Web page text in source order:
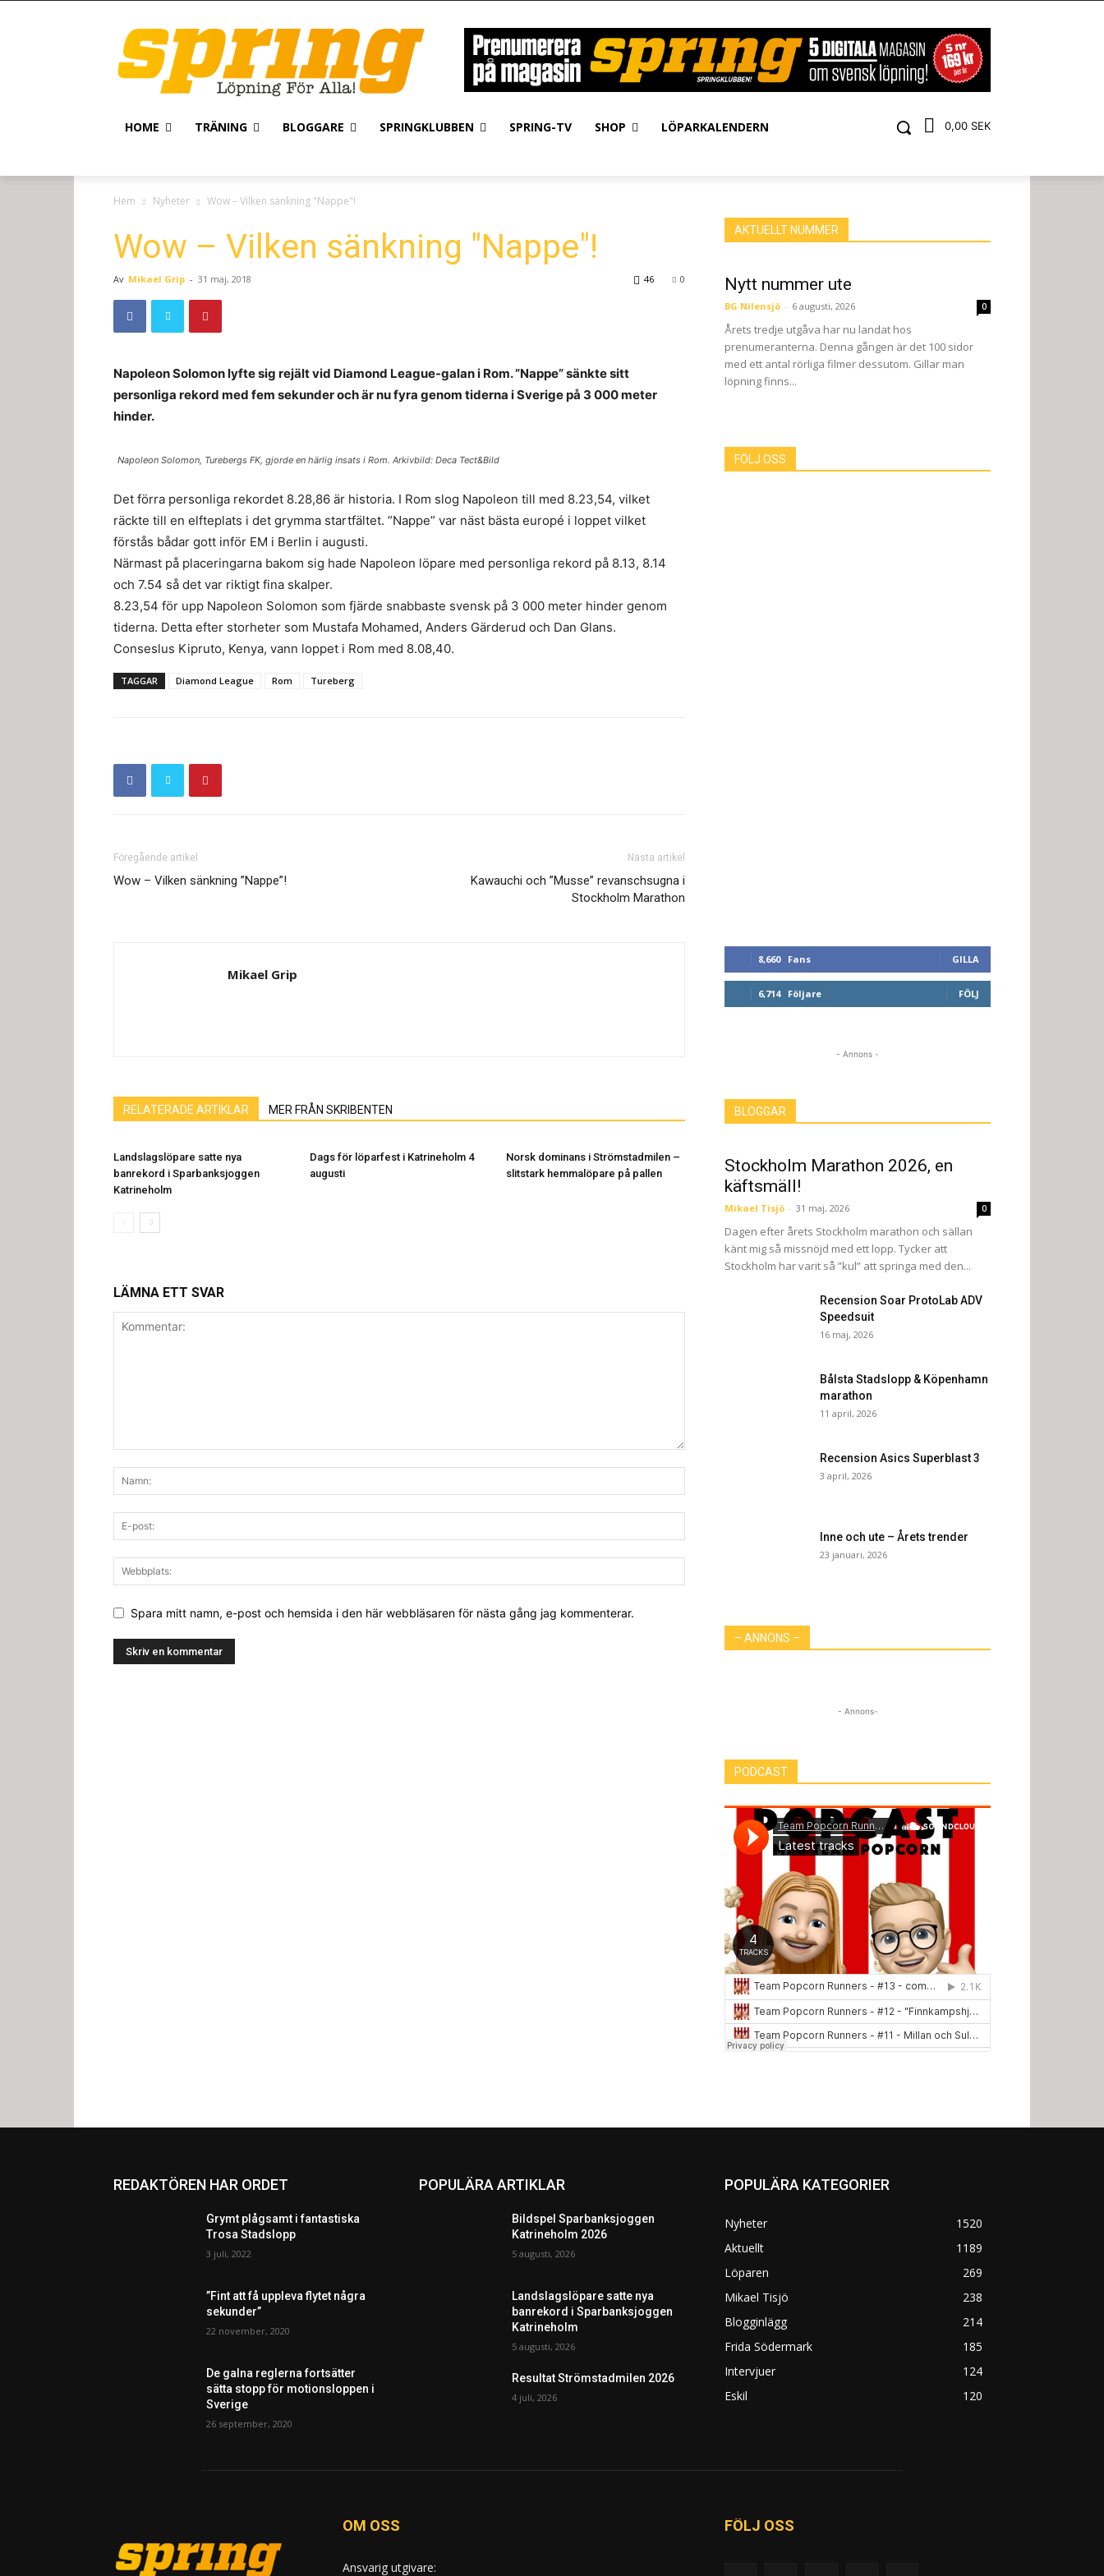
0,00 SEK
HOME TRÄNING BLOGGARE SPRINGKLUBBEN SPRING-TV SHOP LÖPARKALENDERN
Hem Nyheter Wow – Vilken sänkning "Nappe"!
Wow – Vilken sänkning "Nappe"!
Av Mikael Grip - 31 maj, 2018 0
46
Napoleon Solomon lyfte sig rejält vid Diamond League-galan i Rom. ”Nappe” sänkte sitt
personliga rekord med fem sekunder och är nu fyra genom tiderna i Sverige på 3 000 meter
hinder.
Napoleon Solomon, Turebergs FK, gjorde en härlig insats i Rom. Arkivbild: Deca Tect&Bild
Det förra personliga rekordet 8.28,86 är historia. I Rom slog Napoleon till med 8.23,54, vilket
räckte till en elfteplats i det grymma startfältet. ”Nappe” var näst bästa europé i loppet vilket
förstås bådar gott inför EM i Berlin i augusti.
Närmast på placeringarna bakom sig hade Napoleon löpare med personliga rekord på 8.13, 8.14
och 7.54 så det var riktigt fina skalper.
8.23,54 för upp Napoleon Solomon som fjärde snabbaste svensk på 3 000 meter hinder genom
tiderna. Detta efter storheter som Mustafa Mohamed, Anders Gärderud och Dan Glans.
Conseslus Kipruto, Kenya, vann loppet i Rom med 8.08,40.
TAGGAR Diamond League Rom Tureberg
Föregående artikel
Wow – Vilken sänkning ”Nappe”!
Nästa artikel
Kawauchi och ”Musse” revanschsugna i
Stockholm Marathon
Mikael Grip
RELATERADE ARTIKLAR MER FRÅN SKRIBENTEN
Landslagslöpare satte nya
banrekord i Sparbanksjoggen
Katrineholm
Dags för löparfest i Katrineholm 4
augusti
Norsk dominans i Strömstadmilen –
slitstark hemmalöpare på pallen
LÄMNA ETT SVAR
Spara mitt namn, e-post och hemsida i den här webbläsaren för nästa gång jag kommenterar.
AKTUELLT NUMMER
Nytt nummer ute
BG Nilensjö - 6 augusti, 2026 0
Årets tredje utgåva har nu landat hos
prenumeranterna. Denna gången är det 100 sidor
med ett antal rörliga filmer dessutom. Gillar man
löpning finns...
FÖLJ OSS
8,660 Fans GILLA
6,714 Följare FÖLJ
- Annons -
BLOGGAR
Stockholm Marathon 2026, en
käftsmäll!
Mikael Tisjö - 31 maj, 2026 0
Dagen efter årets Stockholm marathon och sällan
känt mig så missnöjd med ett lopp. Tycker att
Stockholm har varit så ”kul” att springa med den...
Recension Soar ProtoLab ADV
Speedsuit
16 maj, 2026
Bålsta Stadslopp & Köpenhamn
marathon
11 april, 2026
Recension Asics Superblast 3
3 april, 2026
Inne och ute – Årets trender
23 januari, 2026
– ANNONS –
- Annons-
PODCAST
REDAKTÖREN HAR ORDET
Grymt plågsamt i fantastiska
Trosa Stadslopp
3 juli, 2022
”Fint att få uppleva flytet några
sekunder”
22 november, 2020
De galna reglerna fortsätter
sätta stopp för motionsloppen i
Sverige
26 september, 2020
POPULÄRA ARTIKLAR
Bildspel Sparbanksjoggen
Katrineholm 2026
5 augusti, 2026
Landslagslöpare satte nya
banrekord i Sparbanksjoggen
Katrineholm
5 augusti, 2026
Resultat Strömstadmilen 2026
4 juli, 2026
POPULÄRA KATEGORIER
Nyheter
1520
Aktuellt
1189
Löparen
269
Mikael Tisjö
238
Blogginlägg
214
Frida Södermark
185
Intervjuer
124
Eskil
120
OM OSS
Ansvarig utgivare:
FÖLJ OSS